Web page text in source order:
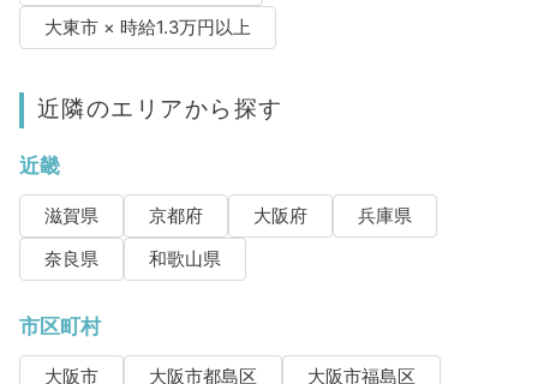
大東市 × 時給1.3万円以上
近隣のエリアから探す
近畿
滋賀県 京都府 大阪府
兵庫県
奈良県
和歌山県
市区町村
大阪市 大阪市都島区
大阪市福島区